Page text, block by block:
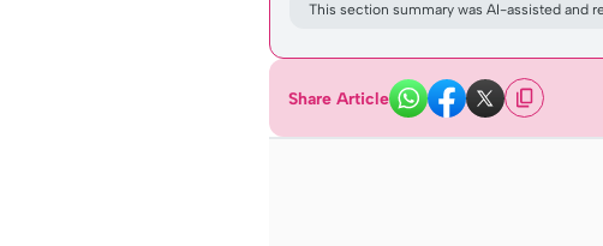
This section summary was AI-assisted and
Share Article